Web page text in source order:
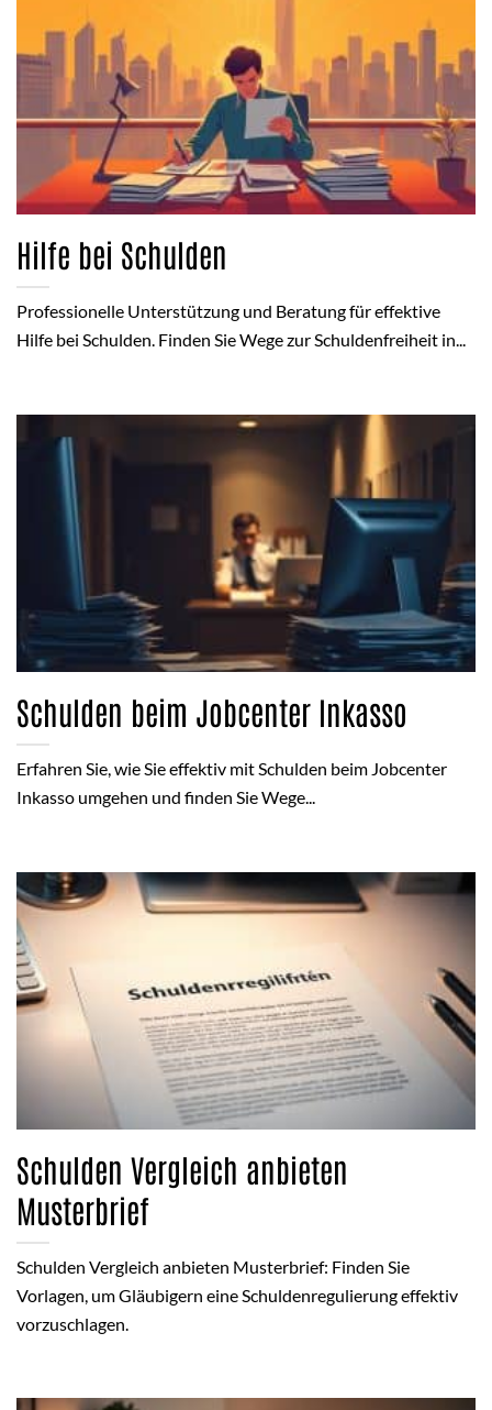
Hilfe bei Schulden
Professionelle Unterstützung und Beratung für effektive
Hilfe bei Schulden. Finden Sie Wege zur Schuldenfreiheit in...
Schulden beim Jobcenter Inkasso
Erfahren Sie, wie Sie effektiv mit Schulden beim Jobcenter
Inkasso umgehen und finden Sie Wege...
Schulden Vergleich anbieten
Musterbrief
Schulden Vergleich anbieten Musterbrief: Finden Sie
Vorlagen, um Gläubigern eine Schuldenregulierung effektiv
vorzuschlagen.